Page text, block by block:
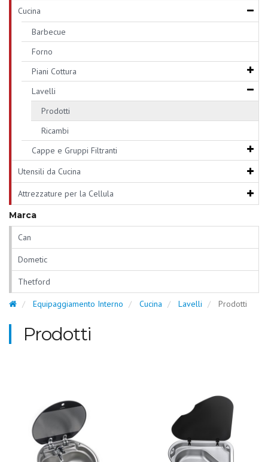
Cucina
Barbecue
Forno
Piani Cottura
Lavelli
Prodotti
Ricambi
Cappe e Gruppi Filtranti
Utensili da Cucina
Attrezzature per la Cellula
Marca
Can
Dometic
Thetford
Equipaggiamento Interno Cucina Lavelli Prodotti
Prodotti